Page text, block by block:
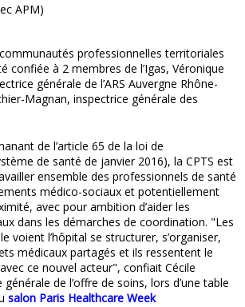
APM)
professionnelles territoriales
confiée à 2 membres de l’Igas, Véronique
générale de l’ARS Auvergne Rhône-
Magnan, inspectrice générale des
de l’article 65 de la loi de
de santé de janvier 2016), la CPTS est
ensemble des professionnels de santé
médico-sociaux et potentiellement
avec pour ambition d’aider les
dans les démarches de coordination. "Les
voient l’hôpital se structurer, s’organiser,
médicaux partagés et ils ressentent le
ce nouvel acteur", confiait Cécile
de l’offre de soins, lors d’une table
salon Paris Healthcare Week